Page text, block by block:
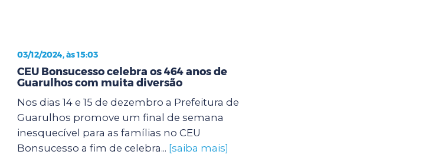
03/12/2024, às 15:03
CEU Bonsucesso celebra os 464 anos de
Guarulhos com muita diversão
Nos dias 14 e 15 de dezembro a Prefeitura de
Guarulhos promove um final de semana
inesquecível para as famílias no CEU
Bonsucesso a fim de celebra... [saiba mais]